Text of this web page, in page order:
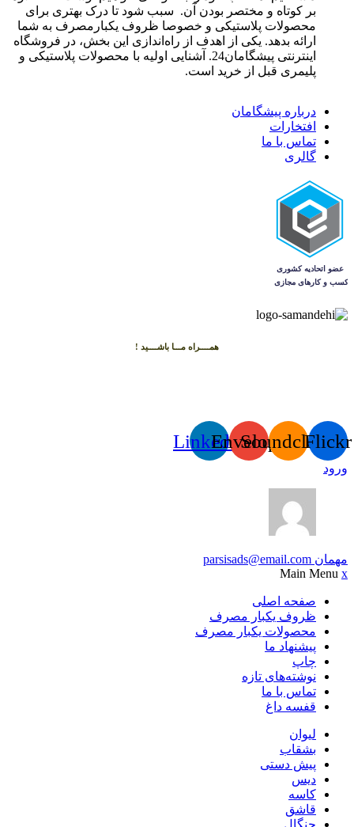
بر کوتاه و مختصر بودن آن. سبب شود تا درک بهتری برای
محصولات پلاستیکی و خصوصا ظروف یکبارمصرف به شما
ارائه بدهد. یکی از اهدف از راه‌اندازی این بخش، در فروشگاه
اینترنتی پیشگامان24. آشنایی اولیه با محصولات پلاستیکی و
پلیمری قبل از خرید است.
درباره پیشگامان
افتخارات
تماس با ما
گالری
همــــراه مـــا باشــــید !
Flickr
Soundcloud
Envelope
Linkedin
ورود
مهمان parsisads@email.com
Main Menu x
صفحه اصلی
ظروف یکبار مصرف
محصولات یکبار مصرف
پیشنهاد ما
چاپ
نوشته‌های تازه
تماس با ما
قفسه داغ
لیوان
بشقاب
پیش دستی
دیس
کاسه
قاشق